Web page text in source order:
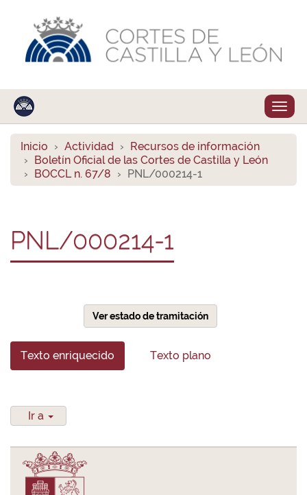
Inicio Actividad
Recursos de información
Boletín Oficial de las Cortes de Castilla y León
BOCCL n. 67/8
PNL/000214-1
PNL/000214-1
Ver estado de tramitación
Texto enriquecido Texto plano
Ir a